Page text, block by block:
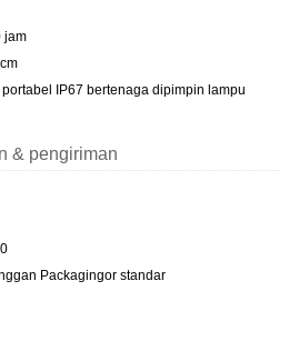
jam
portabel IP67 bertenaga dipimpin lampu
& pengiriman
Packagingor standar